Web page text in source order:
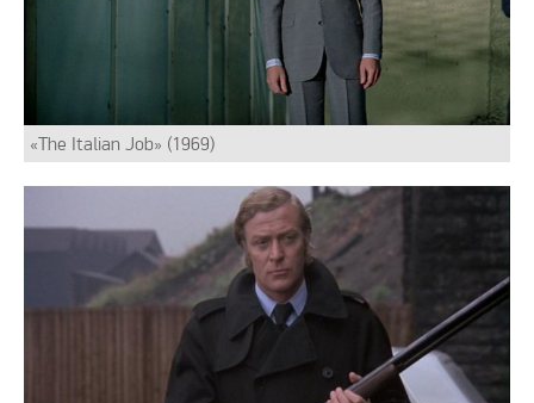
«The Italian Job» (1969)